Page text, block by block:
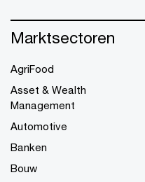
Marktsectoren
AgriFood
Asset & Wealth
Management
Automotive
Banken
Bouw